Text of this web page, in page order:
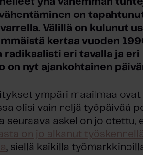
yhä vähemmän
on
Välillä on kulunut
kertaa vuoden
radikaalisti eri tavalla ja
on nyt ajankohtainen
ympäri maailmaa
olisi vain neljä työpäivää
seuraava askel on jo otettu,
on jo alkanut
, siellä kaikilla